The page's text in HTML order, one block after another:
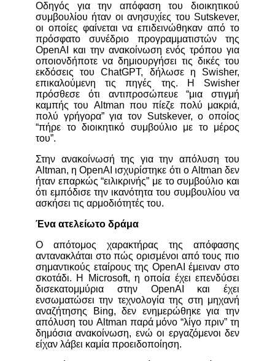
Οδηγός για την απόφαση του διοικητικού
συμβουλίου ήταν οι ανησυχίες του Sutskever,
οι οποίες φαίνεται να επιδεινώθηκαν από το
πρόσφατο συνέδριο προγραμματιστών της
OpenAI και την ανακοίνωση ενός τρόπου για
οποιονδήποτε να δημιουργήσει τις δικές του
εκδόσεις του ChatGPT, δήλωσε η Swisher,
επικαλούμενη τις πηγές της. Η Swisher
πρόσθεσε ότι αντιπροσώπευε “μια στιγμή
καμπής του Altman που πίεζε πολύ μακριά,
πολύ γρήγορα” για τον Sutskever, ο οποίος
“πήρε το διοικητικό συμβούλιο με το μέρος
του”.
Στην ανακοίνωσή της για την απόλυση του
Altman, η OpenAI ισχυρίστηκε ότι ο Altman δεν
ήταν επαρκώς “ειλικρινής” με το συμβούλιο και
ότι εμπόδισε την ικανότητα του συμβουλίου να
ασκήσει τις αρμοδιότητές του.
Ένα ατελείωτο δράμα
Ο απότομος χαρακτήρας της απόφασης
αντανακλάται στο πώς ορισμένοι από τους πιο
σημαντικούς εταίρους της OpenAI έμειναν στο
σκοτάδι. Η Microsoft, η οποία έχει επενδύσει
δισεκατομμύρια στην OpenAI και έχει
ενσωματώσει την τεχνολογία της στη μηχανή
αναζήτησης Bing, δεν ενημερώθηκε για την
απόλυση του Altman παρά μόνο “λίγο πριν” τη
δημόσια ανακοίνωση, ενώ οι εργαζόμενοι δεν
είχαν λάβει καμία προειδοποίηση.